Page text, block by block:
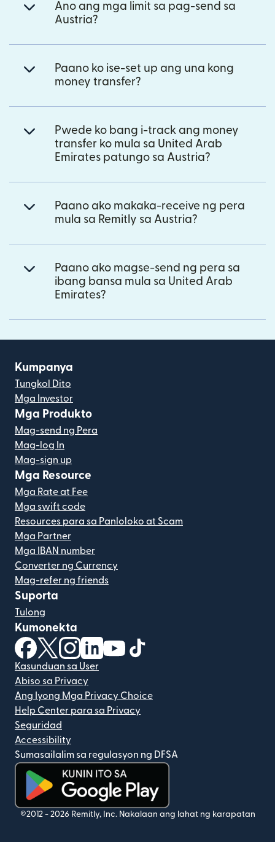
Ano ang mga limit sa pag-send sa
Austria?
Paano ko ise-set up ang una kong
money transfer?
Pwede ko bang i-track ang money
transfer ko mula sa United Arab
Emirates patungo sa Austria?
Paano ako makaka-receive ng pera
mula sa Remitly sa Austria?
Paano ako magse-send ng pera sa
ibang bansa mula sa United Arab
Emirates?
Kumpanya
Tungkol Dito
Mga Investor
Mga Produkto
Mag-send ng Pera
Mag-log In
Mag-sign up
Mga Resource
Mga Rate at Fee
Mga swift code
Resources para sa Panloloko at Scam
Mga Partner
Mga IBAN number
Converter ng Currency
Mag-refer ng friends
Suporta
Tulong
Kumonekta
(bubukas sa bagong window)
(bubukas sa bagong window)
(bubukas sa bagong window)
(bubukas sa bagong window)
(bubukas sa bagong window)
Kasunduan sa User
Abiso sa Privacy
Ang Iyong Mga Privacy Choice
Help Center para sa Privacy
Seguridad
Accessibility
Sumasailalim sa regulasyon ng DFSA
(bubukas sa bagong window)
©2012 - 2026 Remitly, Inc. Nakalaan ang lahat ng karapatan